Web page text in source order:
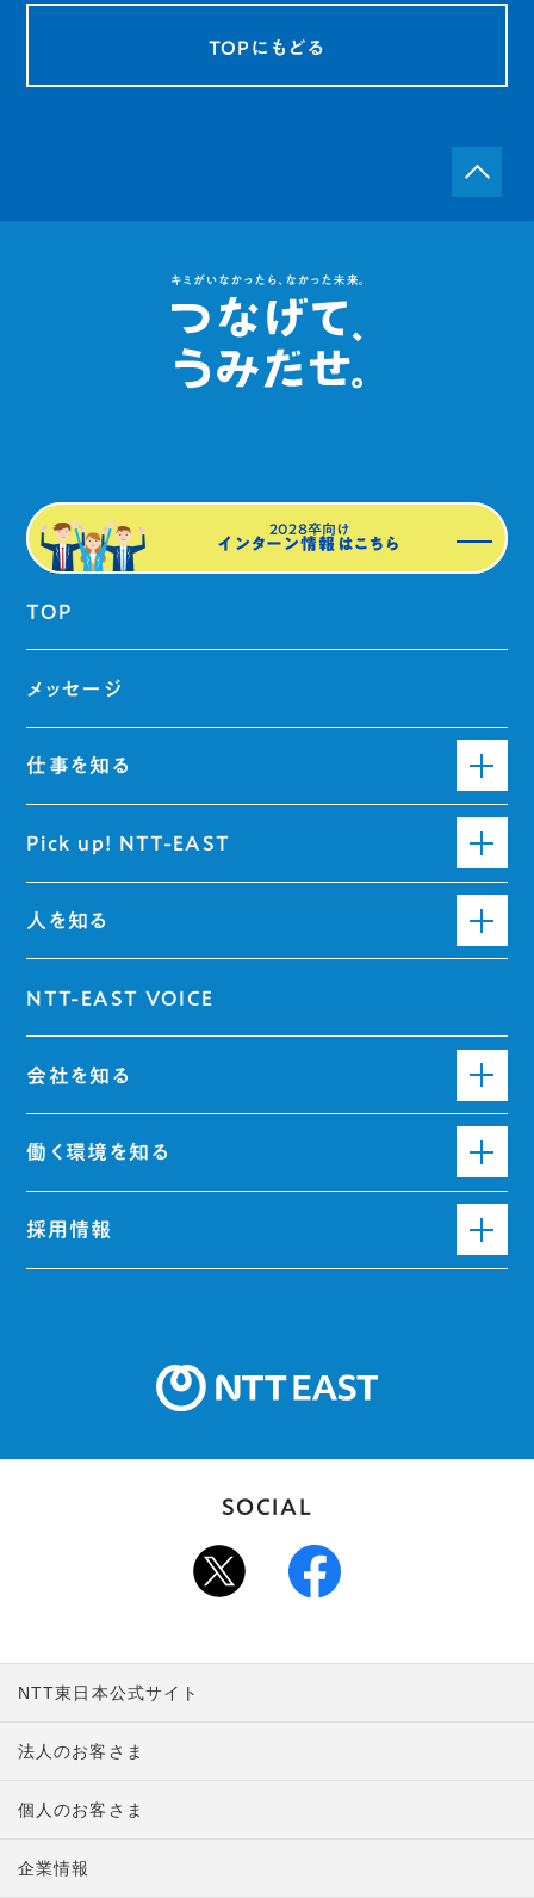
TOPにもどる
2028卒向け
インターン情報はこちら
TOP
メッセージ
仕事を知る
Pick up! NTT-EAST
人を知る
NTT-EAST VOICE
会社を知る
働く環境を知る
採用情報
SOCIAL
NTT東日本公式サイト
法人のお客さま
個人のお客さま
企業情報